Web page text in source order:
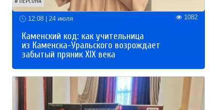
12:08 | 24 июля 1082
Каменский код: как учительница
из Каменска-Уральского возрождает
забытый пряник XIX века